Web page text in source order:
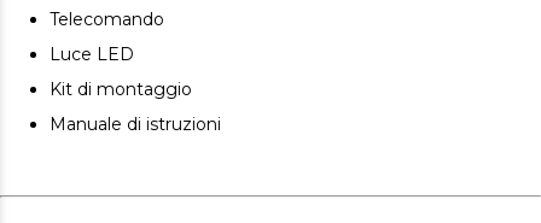
Una volta trascorso il tempo selezionato, il ventilatore si
spegne.
Telecomando
Luce LED
Kit di montaggio
Manuale di istruzioni